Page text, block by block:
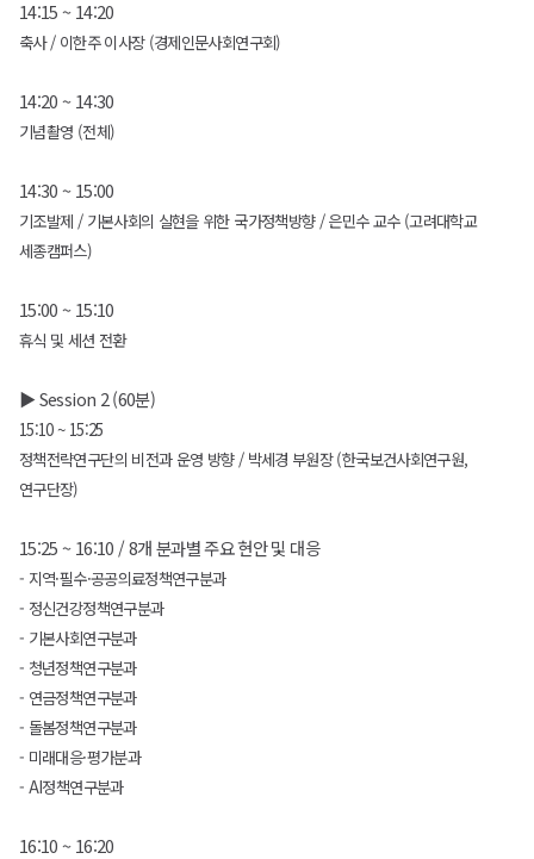
14:15 ~ 14:20
축사 / 이한주 이사장 (경제인문사회연구회)
14:20 ~ 14:30
기념촬영 (전체)
14:30 ~ 15:00
기조발제 / 기본사회의 실현을 위한 국가정책방향 / 은민수 교수 (고려대학교
세종캠퍼스)
15:00 ~ 15:10
휴식 및 세션 전환
▶ Session 2 (60분)
15:10 ~ 15:25
정책전략연구단의 비전과 운영 방향 / 박세경 부원장 (한국보건사회연구원,
연구단장)
15:25 ~ 16:10 / 8개 분과별 주요 현안 및 대응
- 지역·필수·공공의료정책연구분과
- 정신건강정책연구분과
- 기본사회연구분과
- 청년정책연구분과
- 연금정책연구분과
- 돌봄정책연구분과
- 미래대응·평가분과
- AI정책연구분과
16:10 ~ 16:20